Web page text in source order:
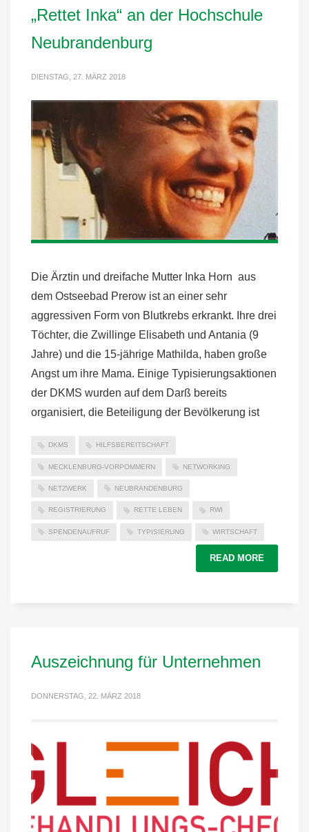
„Rettet Inka“ an der Hochschule
Neubrandenburg
DIENSTAG, 27. MÄRZ 2018
Die Ärztin und dreifache Mutter Inka Horn aus
dem Ostseebad Prerow ist an einer sehr
aggressiven Form von Blutkrebs erkrankt. Ihre drei
Töchter, die Zwillinge Elisabeth und Antania (9
Jahre) und die 15-jährige Mathilda, haben große
Angst um ihre Mama. Einige Typisierungsaktionen
der DKMS wurden auf dem Darß bereits
organisiert, die Beteiligung der Bevölkerung ist
DKMS HILFSBEREITSCHAFT
MECKLENBURG-VORPOMMERN NETWORKING
NETZWERK NEUBRANDENBURG
REGISTRIERUNG RETTE LEBEN RWI
SPENDENAUFRUF TYPISIERUNG WIRTSCHAFT
READ MORE
Auszeichnung für Unternehmen
DONNERSTAG, 22. MÄRZ 2018